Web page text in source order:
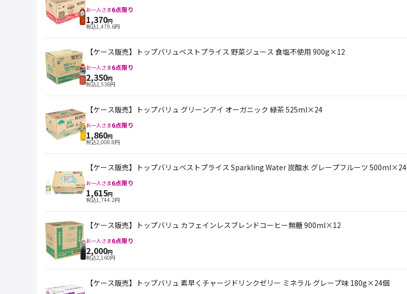
お一人さま6点限り
1,370円
税込1,479.6円
【ケース販売】トップバリュベストプライス 野菜ジュース 食塩不使用 900g×12
お一人さま6点限り
2,350円
税込2,538円
【ケース販売】トップバリュ グリーンアイ オーガニック 緑茶 525ml×24
お一人さま6点限り
1,860円
税込2,008.8円
【ケース販売】トップバリュベストプライス Sparkling Water 炭酸水 グレープフルーツ 500ml×24
お一人さま6点限り
1,615円
税込1,744.2円
【ケース販売】トップバリュ カフェインレスブレンドコーヒー無糖 900ml×12
お一人さま6点限り
2,000円
税込2,160円
【ケース販売】トップバリュ 素早くチャージドリンクゼリー ミネラル グレープ味 180g×24個